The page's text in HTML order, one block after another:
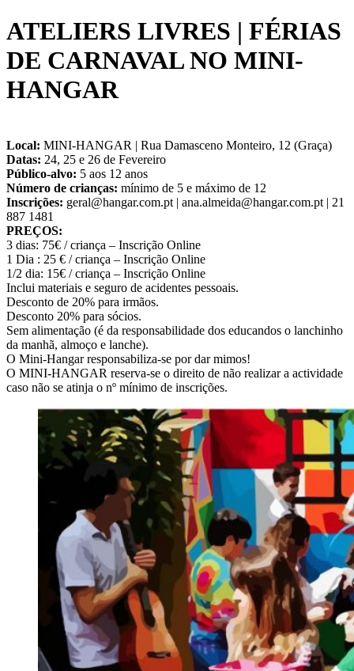
ATELIERS LIVRES | FÉRIAS
DE CARNAVAL NO MINI-
HANGAR
Local: MINI-HANGAR | Rua Damasceno Monteiro, 12 (Graça)
Datas: 24, 25 e 26 de Fevereiro
Público-alvo: 5 aos 12 anos
Número de crianças: mínimo de 5 e máximo de 12
Inscrições: geral@hangar.com.pt | ana.almeida@hangar.com.pt | 21
887 1481
PREÇOS:
3 dias: 75€ / criança – Inscrição Online
1 Dia : 25 € / criança – Inscrição Online
1/2 dia: 15€ / criança – Inscrição Online
Inclui materiais e seguro de acidentes pessoais.
Desconto de 20% para irmãos.
Desconto 20% para sócios.
Sem alimentação (é da responsabilidade dos educandos o lanchinho
da manhã, almoço e lanche).
O Mini-Hangar responsabiliza-se por dar mimos!
O MINI-HANGAR reserva-se o direito de não realizar a actividade
caso não se atinja o nº mínimo de inscrições.